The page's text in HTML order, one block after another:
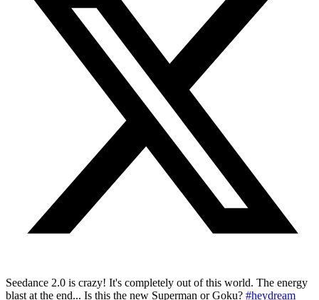
Seedance 2.0 is crazy! It's completely out of this world. The energy
blast at the end... Is this the new Superman or Goku? #heydream